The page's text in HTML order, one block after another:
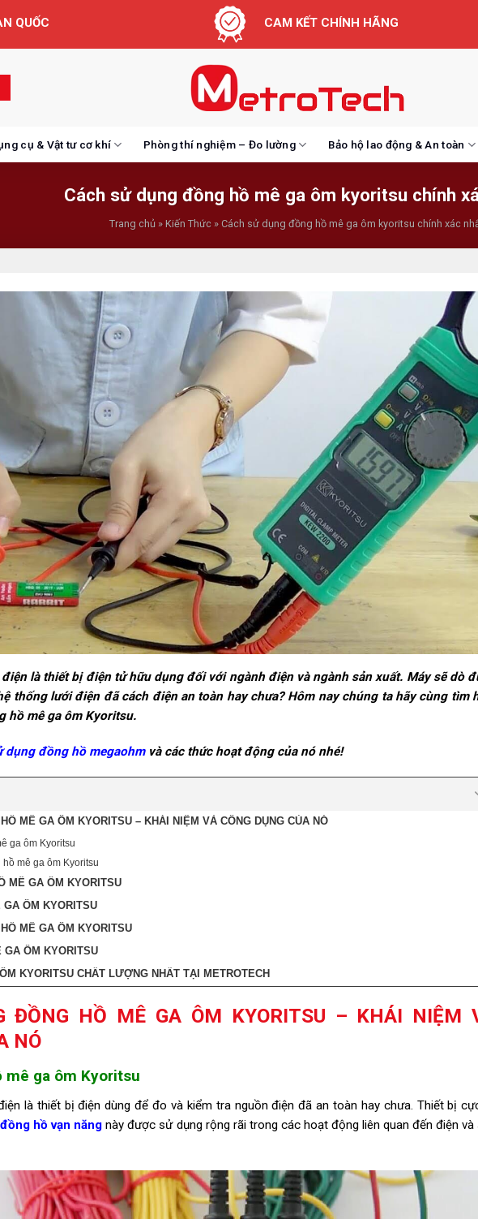
QUỐC CAM KẾT CHÍNH HÃNG
cụ & Vật tư cơ khí Phòng thí nghiệm – Đo lường Bảo hộ lao động & An toàn
Cách sử dụng đồng hồ mê ga ôm kyoritsu chính
Trang chủ » Kiến Thức » Cách sử dụng đồng hồ mê ga ôm kyoritsu chính xác
là thiết bị điện tử hữu dụng đối với ngành điện và ngành sản xuất. Máy sẽ dò
thống lưới điện đã cách điện an toàn hay chưa? Hôm nay chúng ta hãy cùng tìm
hồ mê ga ôm Kyoritsu.
dụng đồng hồ megaohmvà các thức hoạt động của nó nhé!
MÊ GA ÔM KYORITSU – KHÁI NIỆM VÀ CÔNG DỤNG CỦA NÓ
ga ôm Kyoritsu
mê ga ôm Kyoritsu
MÊ GA ÔM KYORITSU
ÔM KYORITSU
MÊ GA ÔM KYORITSU
GA ÔM KYORITSU
KYORITSU CHẤT LƯỢNG NHẤT TẠI METROTECH
ĐỒNG HỒ MÊ GA ÔM KYORITSU – KHÁI NIỆM
NÓ
mê ga ôm Kyoritsu
là thiết bị điện dùng để đo và kiểm tra nguồn điện đã an toàn hay chưa. Thiết bị
đồng hồ vạn năng này được sử dụng rộng rãi trong các hoạt động liên quan đến điện và